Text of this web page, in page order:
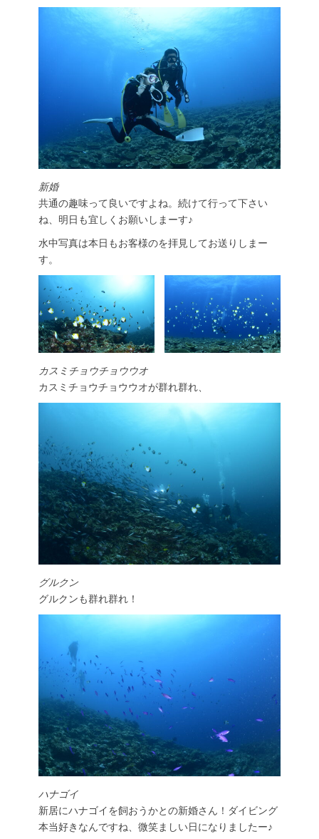
新婚
共通の趣味って良いですよね。続けて行って下さい
ね、明日も宜しくお願いしまーす♪
水中写真は本日もお客様のを拝見してお送りしまー
す。
カスミチョウチョウウオ
カスミチョウチョウウオが群れ群れ、
グルクン
グルクンも群れ群れ！
ハナゴイ
新居にハナゴイを飼おうかとの新婚さん！ダイビング
本当好きなんですね、微笑ましい日になりましたー♪